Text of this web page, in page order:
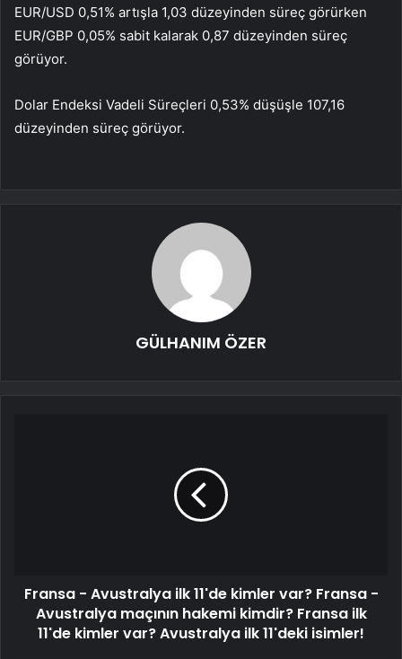
EUR/USD 0,51% artışla 1,03 düzeyinden süreç görürken
EUR/GBP 0,05% sabit kalarak 0,87 düzeyinden süreç
görüyor.
Dolar Endeksi Vadeli Süreçleri 0,53% düşüşle 107,16
düzeyinden süreç görüyor.
GÜLHANIM ÖZER
Fransa - Avustralya ilk 11'de kimler var? Fransa -
Avustralya maçının hakemi kimdir? Fransa ilk
11'de kimler var? Avustralya ilk 11'deki isimler!